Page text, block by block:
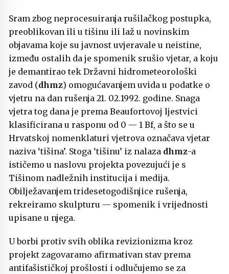
Sram zbog neprocesuiranja rušilačkog postupka,
preoblikovan ili u tišinu ili laž u novinskim
objavama koje su javnost uvjeravale u neistine,
između ostalih da je spomenik srušio vjetar, a koju
je demantirao tek Državni hidrometeorološki
zavod (dhmz) omogućavanjem uvida u podatke o
vjetru na dan rušenja 21. 02.1992. godine. Snaga
vjetra tog dana je prema Beaufortovoj ljestvici
klasificirana u rasponu od 0 — 1 Bf, a što se u
Hrvatskoj nomenklaturi vjetrova označava vjetar
naziva ‘tišina’. Stoga ‘tišinu’ iz nalaza dhmz-a
ističemo u naslovu projekta povezujući je s
Tišinom nadležnih institucija i medija.
Obilježavanjem tridesetogodišnjice rušenja,
rekreiramo skulpturu — spomenik i vrijednosti
upisane u njega.
U borbi protiv svih oblika revizionizma kroz
projekt zagovaramo afirmativan stav prema
antifašističkoj prošlosti i odlučujemo se za